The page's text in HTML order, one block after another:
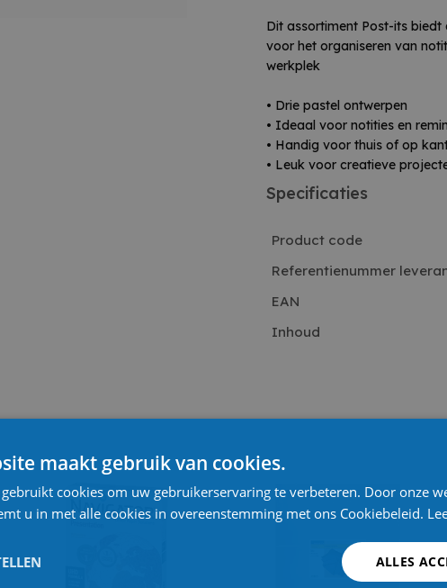
Dit assortiment Post-its biedt
voor het organiseren van
werkplek
• Drie pastel ontwerpen
• Ideaal voor notities en
• Handig voor thuis of op
• Leuk voor creatieve
Specificaties
Product code
Referentienummer
EAN
Inhoud
maakt gebruik van cookies.
gebruikt cookies om uw gebruikerservaring te verbeteren. Door onze
u in met alle cookies in overeenstemming met ons Cookiebeleid.
ALLES